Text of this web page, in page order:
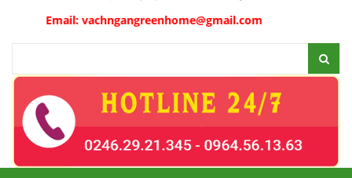
vachngangreenhome@gmail.com